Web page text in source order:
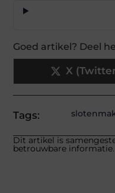
Goed artikel? Deel
X
Tags:
Dit artikel is
betrouwbare informatie.